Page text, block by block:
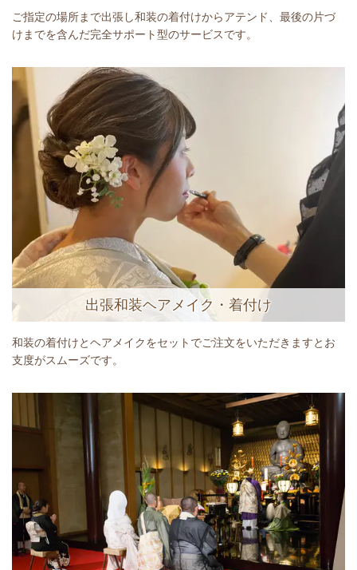
ご指定の場所まで出張し和装の着付けからアテンド、最後の片づ
けまでを含んだ完全サポート型のサービスです。
出張和装ヘアメイク・着付け
和装の着付けとヘアメイクをセットでご注文をいただきますとお
支度がスムーズです。